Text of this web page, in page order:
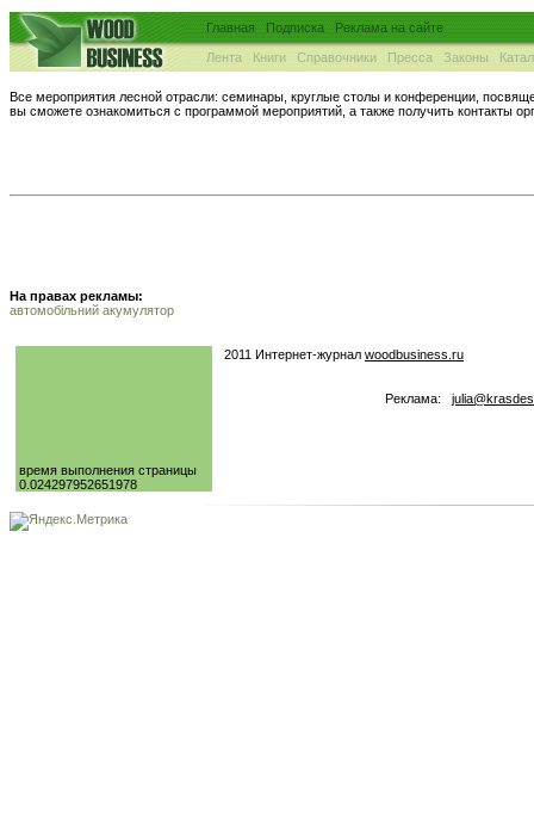
Главная Подписка Реклама на сайте
Лента Книги Справочники Пресса Законы
Все мероприятия лесной отрасли: семинары, круглые столы и конференции,
вы сможете ознакомиться с программой мероприятий, а также получить контакты
На правах рекламы:
автомобільний акумулятор
время выполнения страницы
0.024297952651978
2011 Интернет-журнал woodbusiness.ru
Реклама: